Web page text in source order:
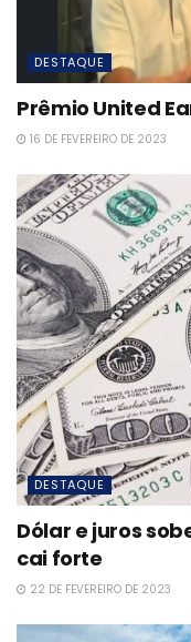
DESTAQUE
Prêmio United
16 DE FEVEREIRO DE 2023
DESTAQUE
Dólar e juros
cai forte
22 DE FEVEREIRO DE 2023